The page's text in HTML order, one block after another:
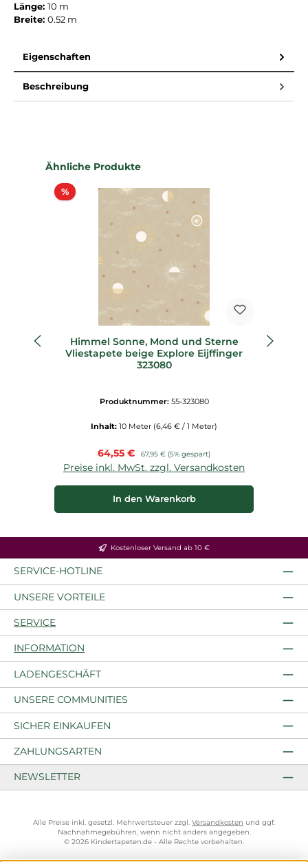
Länge: 10 m
Breite: 0.52 m
Eigenschaften
Beschreibung
Produktgalerie überspringen
Ähnliche Produkte
%Rabatt
Himmel Sonne, Mond und Sterne
Vliestapete beige Explore Eijffinger
323080
Produktnummer: 55-323080
Inhalt: 10 Meter (6,46 € / 1 Meter)
Verkaufspreis:
64,55 € Regulärer Preis:
67,95 € (5% gespart)
Preise inkl. MwSt. zzgl. Versandkosten
In den Warenkorb
Kostenloser Versand ab 10 €
SERVICE-HOTLINE
UNSERE VORTEILE
SERVICE
INFORMATION
LADENGESCHÄFT
UNSERE COMMUNITIES
SICHER EINKAUFEN
ZAHLUNGSARTEN
NEWSLETTER
Alle Preise inkl. gesetzl. Mehrwertsteuer zzgl. Versandkosten und ggf.
Nachnahmegebühren, wenn nicht anders angegeben.
© 2026 Kindertapeten.de - Alle Rechte vorbehalten.